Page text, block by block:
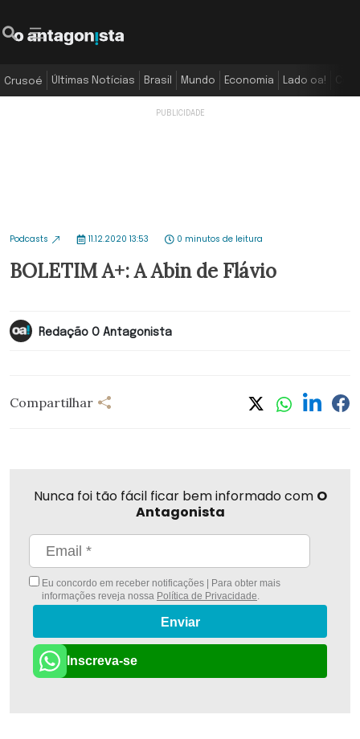
Crusoé Últimas Notícias Brasil Mundo Economia Lado oa!
Podcasts 11.12.2020 13:53 0 minutos de leitura
BOLETIM A+: A Abin de Flávio
Redação O Antagonista
Compartilhar
Nunca foi tão fácil ficar bem informado com O
Antagonista
Eu concordo em receber notificações | Para obter mais
informações reveja nossa Política de Privacidade.
Enviar
Inscreva-se